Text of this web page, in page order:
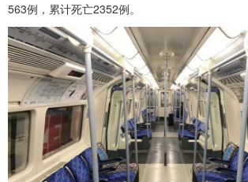
563例，累计死亡2352例。